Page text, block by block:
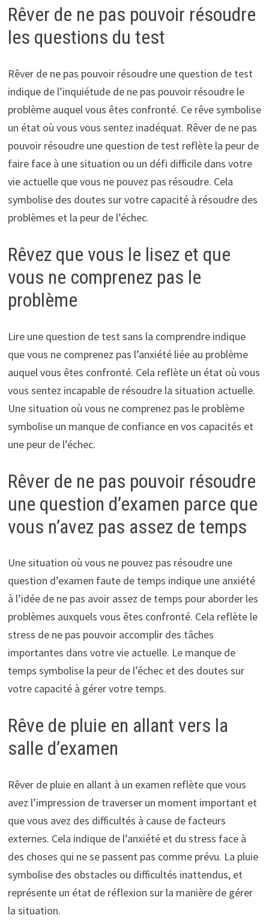
Rêver de ne pas pouvoir résoudre
les questions du test
Rêver de ne pas pouvoir résoudre une question de test
indique de l’inquiétude de ne pas pouvoir résoudre le
problème auquel vous êtes confronté. Ce rêve symbolise
un état où vous vous sentez inadéquat. Rêver de ne pas
pouvoir résoudre une question de test reflète la peur de
faire face à une situation ou un défi difficile dans votre
vie actuelle que vous ne pouvez pas résoudre. Cela
symbolise des doutes sur votre capacité à résoudre des
problèmes et la peur de l’échec.
Rêvez que vous le lisez et que
vous ne comprenez pas le
problème
Lire une question de test sans la comprendre indique
que vous ne comprenez pas l’anxiété liée au problème
auquel vous êtes confronté. Cela reflète un état où vous
vous sentez incapable de résoudre la situation actuelle.
Une situation où vous ne comprenez pas le problème
symbolise un manque de confiance en vos capacités et
une peur de l’échec.
Rêver de ne pas pouvoir résoudre
une question d’examen parce que
vous n’avez pas assez de temps
Une situation où vous ne pouvez pas résoudre une
question d’examen faute de temps indique une anxiété
à l’idée de ne pas avoir assez de temps pour aborder les
problèmes auxquels vous êtes confronté. Cela reflète le
stress de ne pas pouvoir accomplir des tâches
importantes dans votre vie actuelle. Le manque de
temps symbolise la peur de l’échec et des doutes sur
votre capacité à gérer votre temps.
Rêve de pluie en allant vers la
salle d’examen
Rêver de pluie en allant à un examen reflète que vous
avez l’impression de traverser un moment important et
que vous avez des difficultés à cause de facteurs
externes. Cela indique de l’anxiété et du stress face à
des choses qui ne se passent pas comme prévu. La pluie
symbolise des obstacles ou difficultés inattendus, et
représente un état de réflexion sur la manière de gérer
la situation.